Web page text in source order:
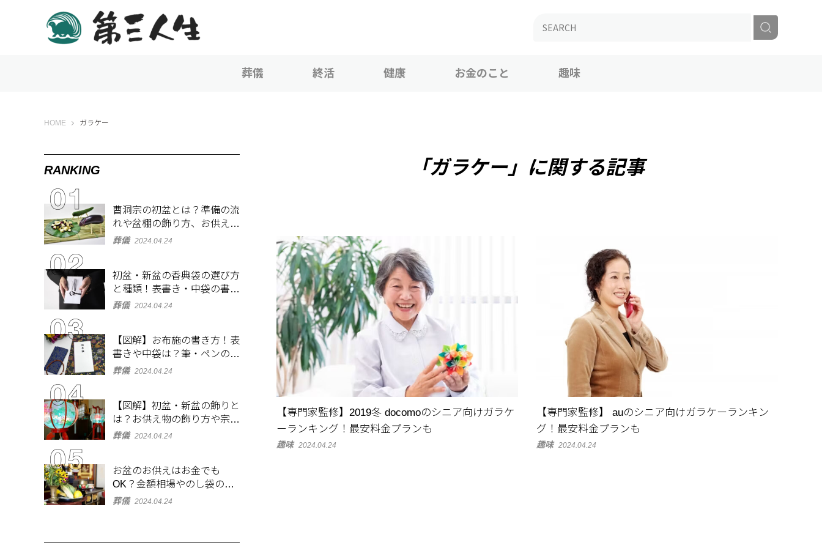
葬儀 終活 健康 お金のこと 趣味
HOME 第三人生 〜寄り道の歩き方〜
ガラケー
「ガラケー」に関する記事
【専門家監修】2019冬 docomoのシニア向けガラケ
ーランキング！最安料金プランも
趣味 2024.04.24
【専門家監修】 auのシニア向けガラケーランキン
グ！最安料金プランも
趣味 2024.04.24
RANKING
曹洞宗の初盆とは？準備の流
れや盆棚の飾り方、お供え物
を解説
葬儀 2024.04.24
初盆・新盆の香典袋の選び方
と種類！表書き・中袋の書き
方、お札の入れ方も
葬儀 2024.04.24
【図解】お布施の書き方！表
書きや中袋は？筆・ペンのマ
ナーとよくあるQ&A集
葬儀 2024.04.24
【図解】初盆・新盆の飾りと
は？お供え物の飾り方や宗派
ごとの違いを解説！
葬儀 2024.04.24
お盆のお供えはお金でも
OK？金額相場やのし袋の書
き方も解説
葬儀 2024.04.24